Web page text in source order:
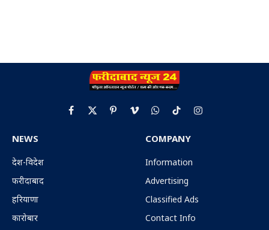
Facebook
X
PinterestVimeoWhatsApp
TikTokInstagram
NEWS
देश-विदेश
फरीदाबाद
हरियाणा
कारोबार
COMPANY
Information
Advertising
Classified Ads
Contact Info